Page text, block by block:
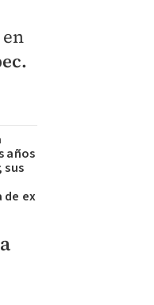
años
sus
de ex